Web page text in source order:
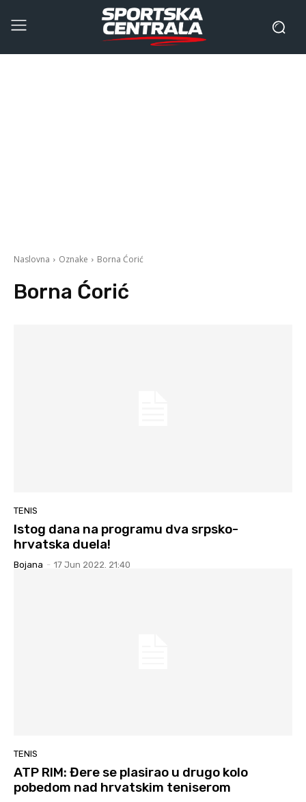
Naslovna Oznake Borna Ćorić
Borna Ćorić
TENIS
Istog dana na programu dva srpsko-
hrvatska duela!
Bojana - 17 Jun 2022. 21:40
TENIS
ATP RIM: Đere se plasirao u drugo kolo
pobedom nad hrvatskim teniserom